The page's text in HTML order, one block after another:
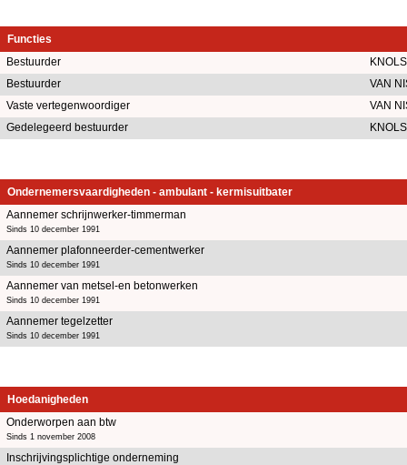
Functies
Bestuurder
Bestuurder
VAN
Vaste vertegenwoordiger
VAN
Gedelegeerd bestuurder
Ondernemersvaardigheden - ambulant - kermisuitbater
Aannemer schrijnwerker-timmerman
Sinds 10 december 1991
Aannemer plafonneerder-cementwerker
Sinds 10 december 1991
Aannemer van metsel-en betonwerken
Sinds 10 december 1991
Aannemer tegelzetter
Sinds 10 december 1991
Hoedanigheden
Onderworpen aan btw
Sinds 1 november 2008
Inschrijvingsplichtige onderneming